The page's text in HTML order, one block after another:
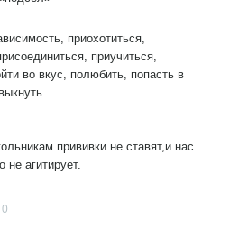
приохотиться,
приучиться,
во вкус, полюбить, попасть в
прививки не ставят,и нас
не агитирует.
0